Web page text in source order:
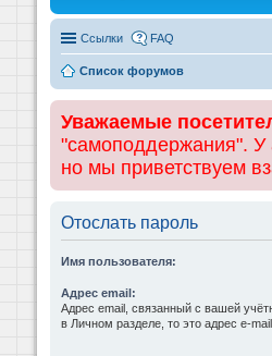
Ссылки FAQ
Список форумов
Уважаемые
"самоподдержания". У
но мы приветствуем
Отослать пароль
Имя пользователя:
Адрес email:
Адрес email, связанный с вашей
в Личном разделе, то это адрес e-